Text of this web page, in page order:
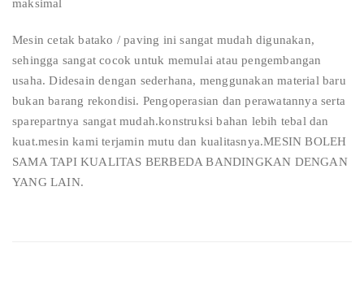
maksimal
Mesin cetak batako / paving ini sangat mudah digunakan,
sehingga sangat cocok untuk memulai atau pengembangan
usaha. Didesain dengan sederhana, menggunakan material baru
bukan barang rekondisi. Pengoperasian dan perawatannya serta
sparepartnya sangat mudah.konstruksi bahan lebih tebal dan
kuat.mesin kami terjamin mutu dan kualitasnya.MESIN BOLEH
SAMA TAPI KUALITAS BERBEDA BANDINGKAN DENGAN
YANG LAIN.